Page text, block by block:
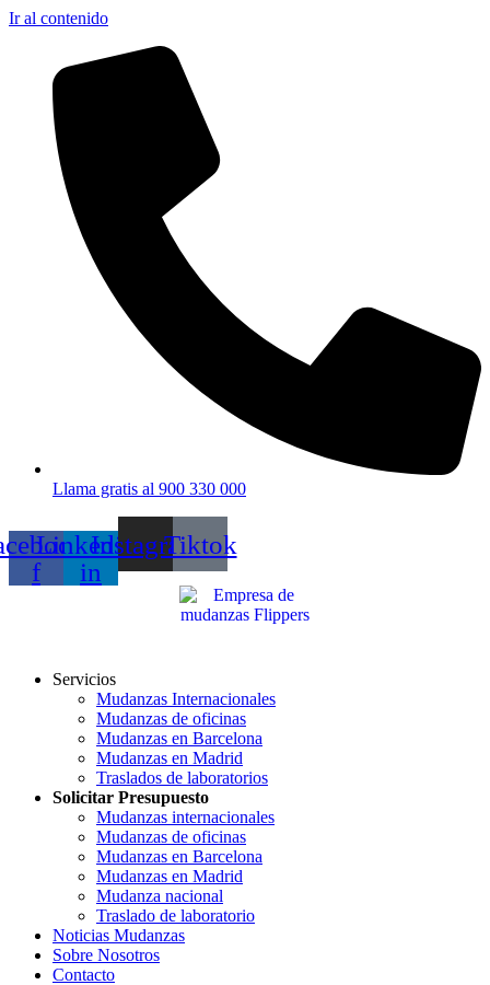
Ir al contenido
Llama gratis al 900 330 000
f
Linkedin-
in
InstagramTiktok
Servicios
Mudanzas Internacionales
Mudanzas de oficinas
Mudanzas en Barcelona
Mudanzas en Madrid
Traslados de laboratorios
Solicitar Presupuesto
Mudanzas internacionales
Mudanzas de oficinas
Mudanzas en Barcelona
Mudanzas en Madrid
Mudanza nacional
Traslado de laboratorio
Noticias Mudanzas
Sobre Nosotros
Contacto